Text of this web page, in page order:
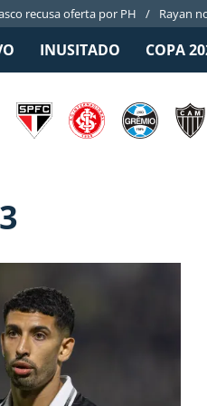
recusa oferta por PH Rayan
INUSITADO COPA